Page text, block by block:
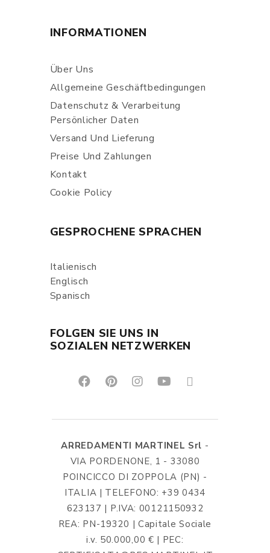
INFORMATIONEN
Über Uns
Allgemeine Geschäftbedingungen
Datenschutz & Verarbeitung
Persönlicher Daten
Versand Und Lieferung
Preise Und Zahlungen
Kontakt
Cookie Policy
GESPROCHENE SPRACHEN
Italienisch
Englisch
Spanisch
FOLGEN SIE UNS IN
SOZIALEN NETZWERKEN
ARREDAMENTI MARTINEL Srl -
VIA PORDENONE, 1 - 33080
POINCICCO DI ZOPPOLA (PN) -
ITALIA | TELEFONO: +39 0434
623137 | P.IVA: 00121150932
REA: PN-19320 | Capitale Sociale
i.v. 50.000,00 € | PEC: